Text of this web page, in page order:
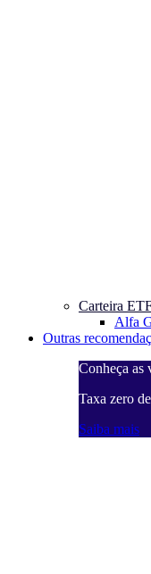
Carteira
Alfa
Outras
Conheça as
Taxa zero
Saiba mais